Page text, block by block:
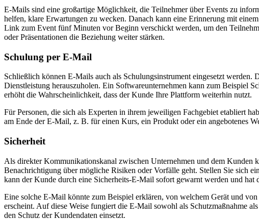
E-Mails sind eine großartige Möglichkeit, die Teilnehmer über Events zu
helfen, klare Erwartungen zu wecken. Danach kann eine Erinnerung mit
Link zum Event fünf Minuten vor Beginn verschickt werden, um den
oder Präsentationen die Beziehung weiter stärken.
Schulung per E-Mail
Schließlich können E-Mails auch als Schulungsinstrument eingesetzt
Dienstleistung herauszuholen. Ein Softwareunternehmen kann zum Beispiel
erhöht die Wahrscheinlichkeit, dass der Kunde Ihre Plattform weiterhin nutzt.
Für Personen, die sich als Experten in ihrem jeweiligen Fachgebiet etabliert
am Ende der E-Mail, z. B. für einen Kurs, ein Produkt oder ein angebotenes
Sicherheit
Als direkter Kommunikationskanal zwischen Unternehmen und dem Kunden
Benachrichtigung über mögliche Risiken oder Vorfälle geht. Stellen Sie sich
kann der Kunde durch eine Sicherheits-E-Mail sofort gewarnt werden und
Eine solche E-Mail könnte zum Beispiel erklären, von welchem Gerät und
erscheint. Auf diese Weise fungiert die E-Mail sowohl als Schutzmaßnahme
den Schutz der Kundendaten einsetzt.